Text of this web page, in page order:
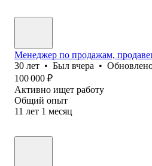
Менеджер по продажам,
30 лет • Был вчера •
100 000 ₽
Активно ищет работу
Общий опыт
11 лет 1 месяц